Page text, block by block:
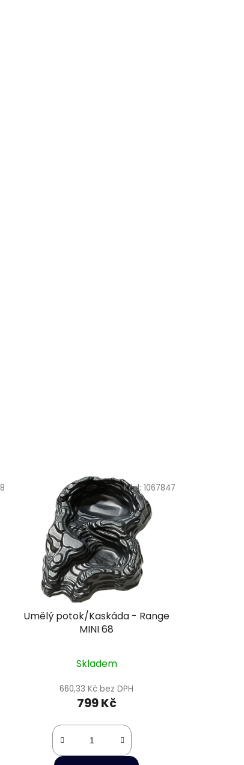
Umělý potok/Kaskáda - Range
MINI 68
Skladem
660,33 Kč bez DPH
799 Kč
Kód: 1067847